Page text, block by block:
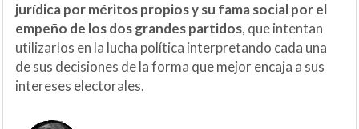
jurídica por méritos propios y su fama social por el
empeño de los dos grandes partidos, que intentan
utilizarlos en la lucha política interpretando cada una
de sus decisiones de la forma que mejor encaja a sus
intereses electorales.